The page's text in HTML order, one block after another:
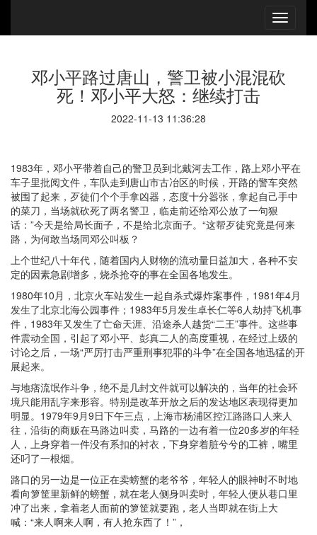
邓小平路过唐山，警卫被小混混砍
死！邓小平大怒：继续打击
2022-11-13 11:36:28
1983年，邓小平带着自己的警卫员到北戴河去工作，路上邓小平在
车子里批阅文件，车队走到唐山市古冶区的时候，开路的警车突然
被围了起来，歹徒们个个手拿凶器，态度十分嚣张，拿起自己手中
的菜刀，当场就砍死了两名警卫，临走前还给邓公放了一句狠
话：”今天是给局长面子，不是给北京面子。“这帮歹徒究竟是何来
路，为何敢当场同邓公叫板？
上个世纪八十年代，随着国内人财物的流动量日益加大，各种不安
定的因素急剧增多，烧杀抢夺的事在全国各地发生。
1980年10月，北京火车站发生一起自杀式爆炸案事件，1981年4月
发生了北京北海公园事件；1983年5月发生卓长仁等6人劫持飞机事
件，1983年又发生了亡命天涯、沿途杀人越货“二王”事件。这些事
件震动全国，引起了邓小平、彭真二人的高度重视，在经过上级的
讨论之后，一场“严厉打击严重刑事犯罪的斗争”在全国各地迅猛的开
展起来。
与地痞流氓作斗争，绝不是几封文件就可以解决的，当年的社会环
境只能用乱字来形容。特别是改革开放之后的发达地区表现得更加
明显。1979年9月9日下午三点，上海市杨浦区控江路路口人来人
往，沿街的商贩在马路边叫卖，马路的一边有着一位20多岁的年轻
人，上身穿着一件没有系扣的衬衣，下身穿着脏兮兮的工裤，嘴里
还叼了一根烟。
路口的另一边是一位正在卖螃蟹的老爷爷，年轻人的眼神时不时地
看向箩筐里新鲜的螃蟹，就在老人侧身叫卖时，年轻人便从巷口里
冲了出来，拿着老人面前的箩筐就要跑，老人当即就在街上大
喊：“来人啊来人啊，有人抢东西了！”，